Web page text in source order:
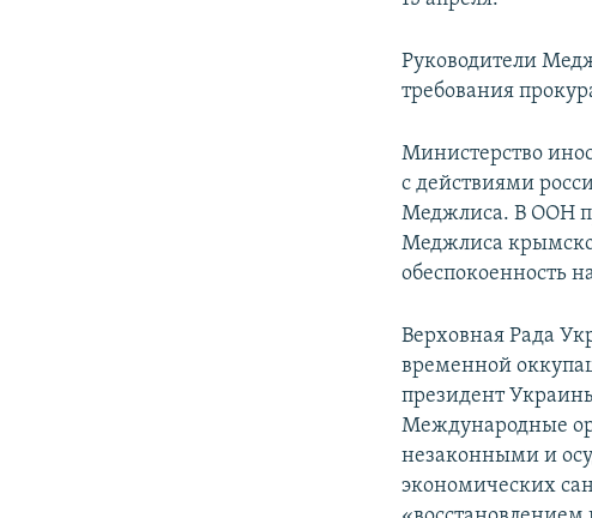
Руководители
требования
Министерство
с действиями
Меджлиса. В ООН
Меджлиса
обеспокоенность
Верховная Рада
временной
президент
Международные
незаконными и
экономических